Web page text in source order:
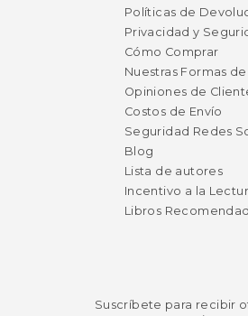
Políticas de
Privacidad y
Cómo Comprar
Nuestras Formas
Opiniones de
Costos de Envío
Seguridad Redes
Blog
Lista de autores
Incentivo a la
Libros
Suscríbete para recibir